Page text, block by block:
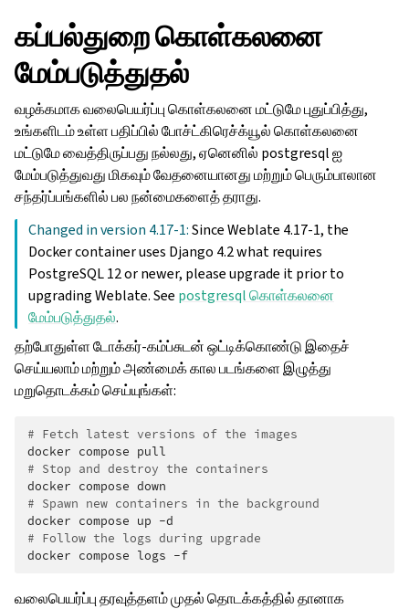
கப்பல்துறை கொள்கலனை
மேம்படுத்துதல்
வழக்கமாக வலைபெயர்ப்பு கொள்கலனை மட்டுமே புதுப்பித்து,
உங்களிடம் உள்ள பதிப்பில் போச்ட்கிரெச்க்யூல் கொள்கலனை
மட்டுமே வைத்திருப்பது நல்லது, ஏனெனில் postgresql ஐ
மேம்படுத்துவது மிகவும் வேதனையானது மற்றும் பெரும்பாலான
சந்தர்ப்பங்களில் பல நன்மைகளைத் தராது.
Changed in version 4.17-1:Since Weblate 4.17-1, the
Docker container uses Django 4.2 what requires
PostgreSQL 12 or newer, please upgrade it prior to
upgrading Weblate. See postgresql கொள்கலனை
மேம்படுத்துதல்.
தற்போதுள்ள டோக்கர்-கம்ப்சுடன் ஒட்டிக்கொண்டு இதைச்
செய்யலாம் மற்றும் அண்மைக் கால படங்களை இழுத்து
மறுதொடக்கம் செய்யுங்கள்:
# Fetch latest versions of the images
docker compose
# Stop and destroy the containers
docker compose
# Spawn new containers in the background
docker compose up
# Follow the logs during upgrade
docker compose logs
வலைபெயர்ப்பு தரவுத்தளம் முதல் தொடக்கத்தில் தானாக